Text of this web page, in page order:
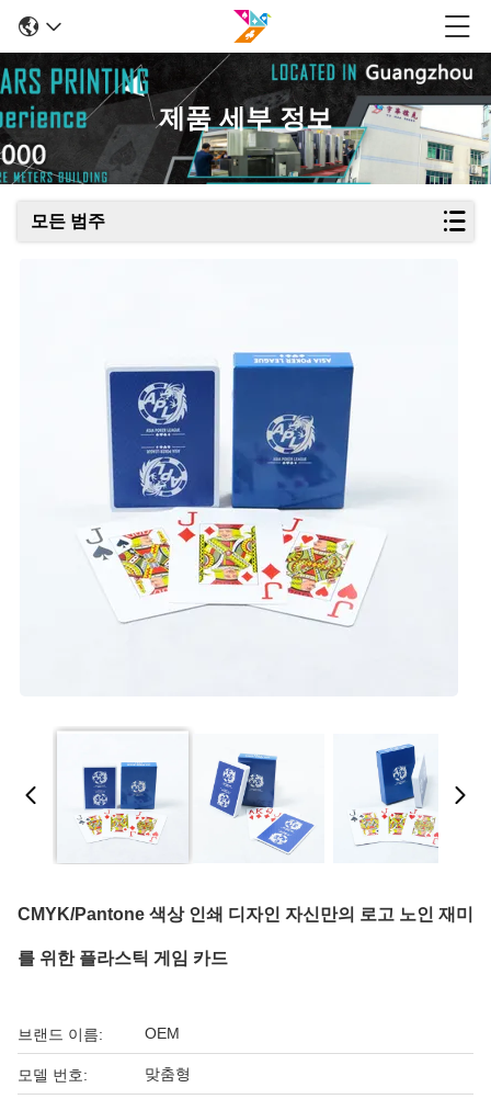
제품 세부 정보
모든 범주
CMYK/Pantone 색상 인쇄 디자인 자신만의 로고 노인 재미
를 위한 플라스틱 게임 카드
브랜드 이름: OEM
모델 번호: 맞춤형